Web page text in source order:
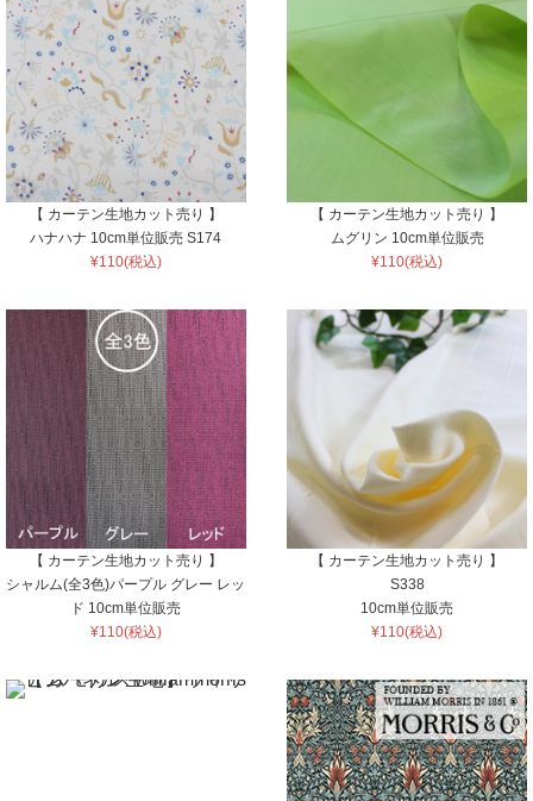
【 カーテン生地カット売り 】
ハナハナ 10cm単位販売 S174
¥110(税込)
【 カーテン生地カット売り 】
ムグリン 10cm単位販売
¥110(税込)
【 カーテン生地カット売り 】
シャルム(全3色)パープル グレー レッ
ド 10cm単位販売
¥110(税込)
【 カーテン生地カット売り 】
S338
10cm単位販売
¥110(税込)